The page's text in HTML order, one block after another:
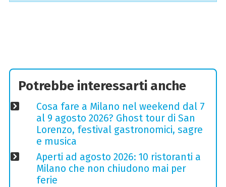
Potrebbe interessarti anche
Cosa fare a Milano nel weekend dal 7
al 9 agosto 2026? Ghost tour di San
Lorenzo, festival gastronomici, sagre
e musica
Aperti ad agosto 2026: 10 ristoranti a
Milano che non chiudono mai per
ferie